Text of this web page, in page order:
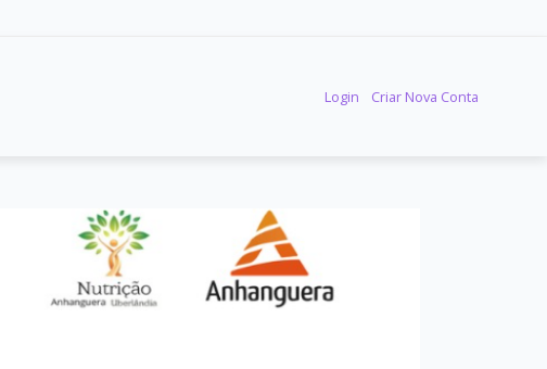
Login Criar Nova Conta